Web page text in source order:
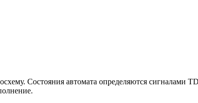
Состояния автомата определяются сигналами